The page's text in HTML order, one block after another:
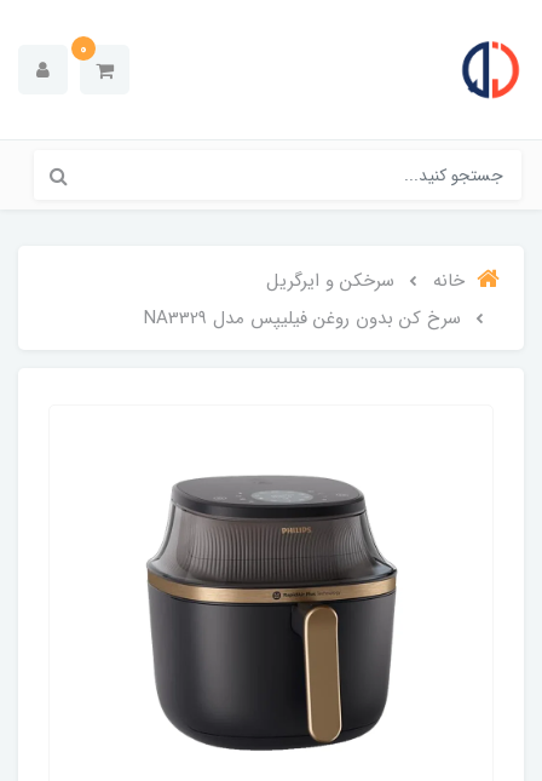
0
خانه
سرخکن و ایرگریل
سرخ کن بدون روغن فیلیپس مدل NA332۹